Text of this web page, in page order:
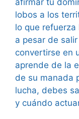
lobos a los
lo que
a pesar de
convertirse en
aprende de la
de su manada
lucha, debes
y cuándo